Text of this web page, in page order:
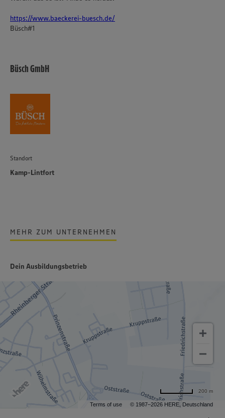
https://www.baeckerei-buesch.de/
Büsch#1
Büsch GmbH
Standort
Kamp-Lintfort
MEHR ZUM UNTERNEHMEN
Dein Ausbildungsbetrieb
Terms of use © 1987–2026 HERE, Deutschland
200 m